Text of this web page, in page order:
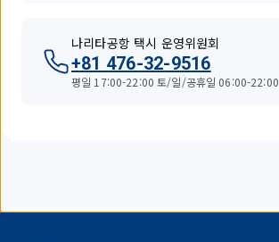
나리타공항 택시 운영위원회
+81 476-32-9516
평일 17:00-22:00 토/일/공휴일 06:00-22:00